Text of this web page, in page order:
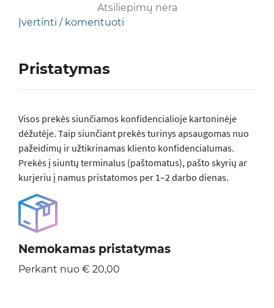
Atsiliepimų nėra
Įvertinti / komentuoti
Pristatymas
Visos prеkės siunčiamos konfidencialioje kartoninėje
dėžutėje. Taip siunčiant prekės turinys apsaugomas nuo
pažeidimų ir užtikrinamas kliento konfidencialumas.
Prekės į siuntų terminalus (paštomatus), pašto skyrių ar
kurjeriu į namus pristatomos per 1–2 darbo dienas.
Nemokamas pristatymas
Perkant nuo € 20,00